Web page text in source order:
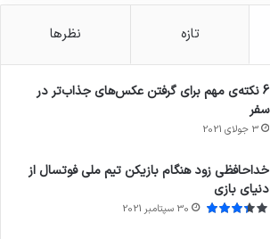
تازه نظرها
6 نکته‌ی مهم برای گرفتن عکس‌های جذاب‌تر در
سفر
3 جولای 2021
خداحافظی زود هنگام بازیکن تیم ملی فوتسال از
دنیای بازی
30 سپتامبر 2021